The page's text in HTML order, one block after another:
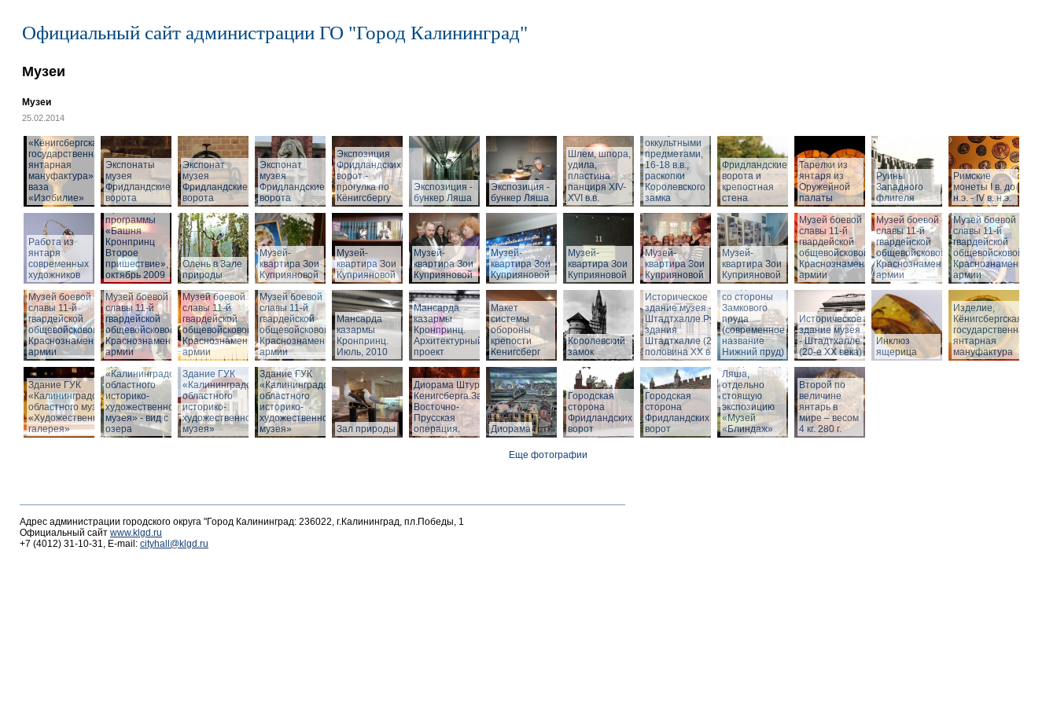
Официальный сайт администрации ГО "Город Калининград"
Музеи
Музеи
25.02.2014
«Кёнигсбергская
государственная
янтарная
мануфактура» -
ваза
«Изобилие»
Экспонаты
музея
Фридландские
ворота
Экспонат
музея
Фридландские
ворота
Экспонат
музея
Фридландские
ворота
Экспозиция
Фридландских
ворот -
прогулка по
Кёнигсбергу
Экспозиция -
бункер Ляша
Экспозиция -
бункер Ляша
Шлем, шпора,
удила,
пластина
панциря XIV-
XVI в.в.
оккультными
предметами,
16-18 в.в.,
раскопки
Королевского
замка
Фридландские
ворота и
крепостная
стена
Тарелки из
янтаря из
Оружейной
палаты
Руины
Западного
флигеля
Римские
монеты I в. до
н.э. - IV в. н.э.
Работа из
янтаря
современных
художников
Презентация
программы
«Башня
Кронпринц
Второе
пришествие»,
октябрь 2009
Олень в Зале
природы
Музей-
квартира Зои
Куприяновой
Музей-
квартира Зои
Куприяновой
Музей-
квартира Зои
Куприяновой
Музей-
квартира Зои
Куприяновой
Музей-
квартира Зои
Куприяновой
Музей-
квартира Зои
Куприяновой
Музей-
квартира Зои
Куприяновой
Музей боевой
славы 11-й
гвардейской
общевойсковой
Краснознаменной
армии
Музей боевой
славы 11-й
гвардейской
общевойсковой
Краснознаменной
армии
Музей боевой
славы 11-й
гвардейской
общевойсковой
Краснознаменной
армии
Музей боевой
славы 11-й
гвардейской
общевойсковой
Краснознаменной
армии
Музей боевой
славы 11-й
гвардейской
общевойсковой
Краснознаменной
армии
Музей боевой
славы 11-й
гвардейской
общевойсковой
Краснознаменной
армии
Музей боевой
славы 11-й
гвардейской
общевойсковой
Краснознаменной
армии
Мансарда
казармы
Кронпринц.
Июль, 2010
Мансарда
казармы
Кронпринц.
Архитектурный
проект
Макет
системы
обороны
крепости
Кенигсберг
Королевский
замок
Историческое
здание музея -
Штадтхалле.Руины
здания
Штадтхалле (2-я
половина ХХ века)
Историческое
здание музея
-
Штадтхалле.
Вид на
Штадтхалле
со стороны
Замкового
пруда
(современное
название
Нижний пруд)
Историческое
здание музея
- Штадтхалле
(20-е XX века)
Инклюз
ящерица
Изделие,
Кёнигсбергская
государственная
янтарная
мануфактура
Здание ГУК
«Калининградского
областного музея
«Художественная
галерея»
Здание ГУК
«Калининградского
областного
историко-
художественного
музея» - вид с
озера
Здание ГУК
«Калининградского
областного
историко-
художественного
музея»
Здание ГУК
«Калининградского
областного
историко-
художественного
музея»
Зал природы
Диорама Штурм
Кенигсберга.Зал
Восточно-
Прусская
операция.
Диорама
Городская
сторона
Фридландских
ворот
Городская
сторона
Фридландских
ворот
Вход в бункер
Ляша,
отдельно
стоящую
экспозицию
«Музей
«Блиндаж»
Второй по
величине
янтарь в
мире – весом
4 кг. 280 г.
Еще фотографии
Адрес администрации городского округа "Город Калининград: 236022, г.Калининград, пл.Победы, 1
Официальный сайт www.klgd.ru
+7 (4012) 31-10-31, E-mail: cityhall@klgd.ru